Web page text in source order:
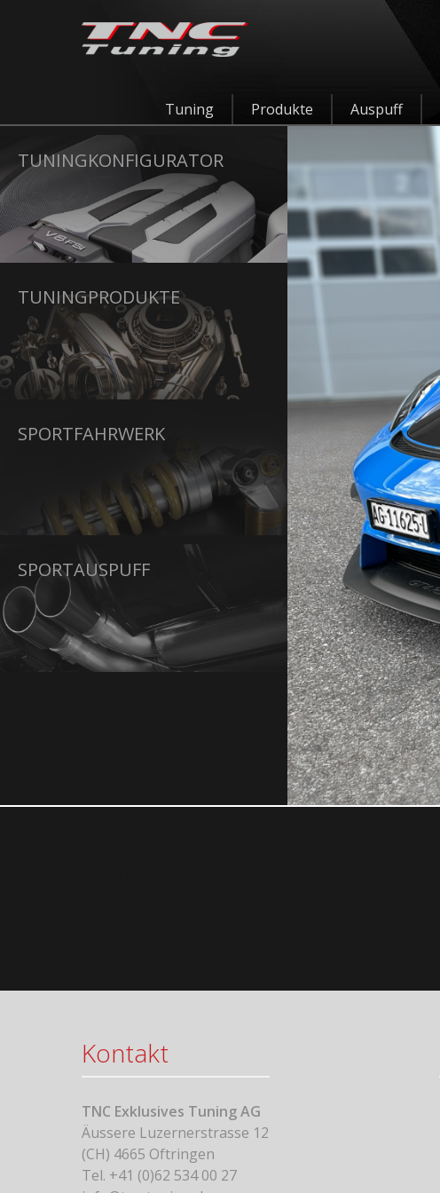
Tuning Produkte Auspuff
TUNINGKONFIGURATOR
TUNINGPRODUKTE
SPORTFAHRWERK
SPORTAUSPUFF
Kontakt
TNC Exklusives Tuning AG
Äussere Luzernerstrasse 12
(CH) 4665 Oftringen
Tel. +41 (0)62 534 00 27